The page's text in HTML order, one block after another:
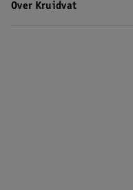
Over Kruidvat